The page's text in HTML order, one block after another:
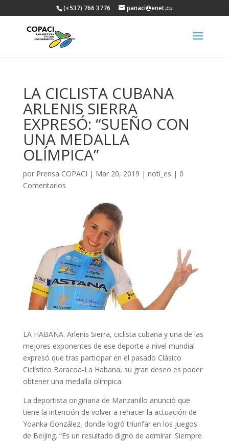
(+537) 766 3776 panaci@enet.cu
LA CICLISTA CUBANA
ARLENIS SIERRA
EXPRESÓ: “SUEÑO CON
UNA MEDALLA
OLÍMPICA”
por Prensa COPACI | Mar 20, 2019 | noti_es | 0
Comentarios
LA HABANA. Arlenis Sierra, ciclista cubana y una de las
mejores exponentes de ese deporte a nivel mundial
expresó que tras participar en el pasado Clásico
Ciclístico Baracoa-La Habana, su gran deseo es poder
obtener una medalla olímpica.
La deportista originaria de Manzanillo anunció que
tiene la intención de volver a rehacer la actuación de
Yoanka González, donde logró triunfar en los juegos
de Beijing. “Es un resultado digno de admirar. Siempre